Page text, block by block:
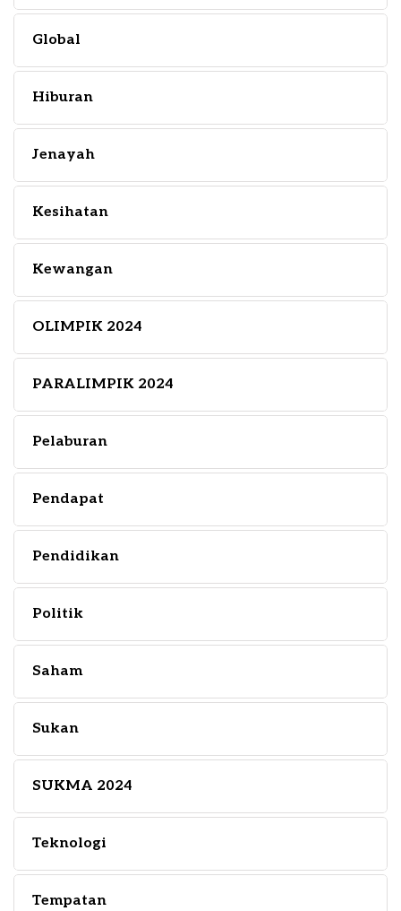
Global
Hiburan
Jenayah
Kesihatan
Kewangan
OLIMPIK 2024
PARALIMPIK 2024
Pelaburan
Pendapat
Pendidikan
Politik
Saham
Sukan
SUKMA 2024
Teknologi
Tempatan